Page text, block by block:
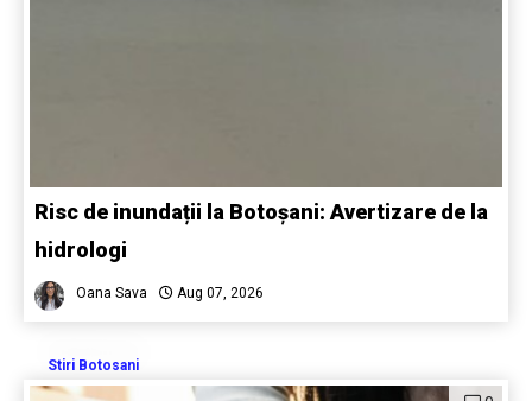
Risc de inundații la Botoșani: Avertizare de la
hidrologi
Oana Sava Aug 07, 2026
Stiri Botosani